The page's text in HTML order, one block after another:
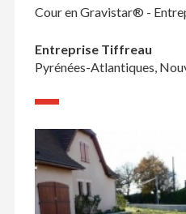
Cour en Gravistar® -
Entreprise Tiffreau
Pyrénées-Atlantiques,